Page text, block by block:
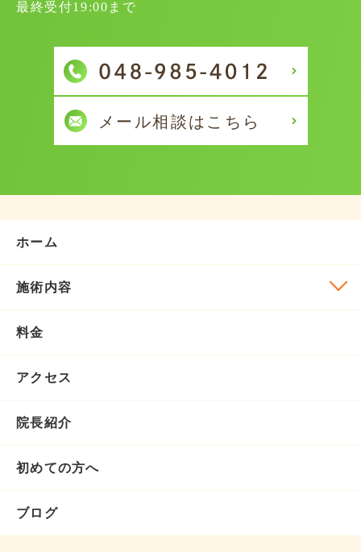
最終受付19:00まで
ホーム
施術内容
料金
アクセス
院長紹介
初めての方へ
ブログ